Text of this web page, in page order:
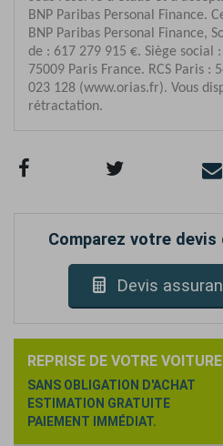
Comparez votre devis
Devis
REPRISE DE VOTRE VOITURE
SANS OBLIGATION D'ACHAT
ESTIMATION GRATUITE
PAIEMENT IMMÉDIAT.